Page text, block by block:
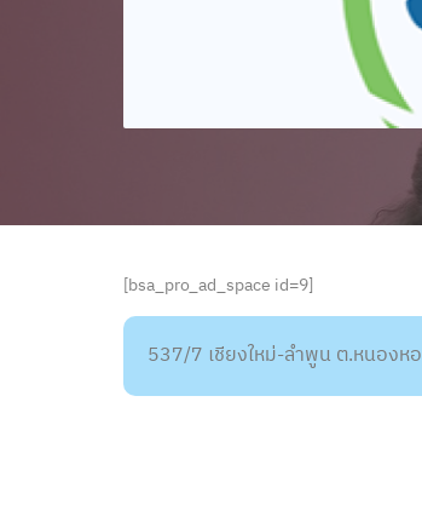
[bsa_pro_ad_space id=9]
537/7 เชียงใหม่-ลำพูน ต.หนองห